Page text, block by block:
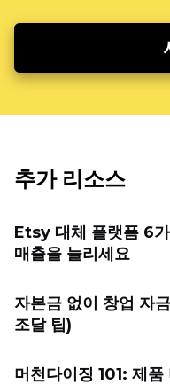
추가 리소스
Etsy 대체 플랫폼 6
매출을 늘리세요
자본금 없이 창업 자
조달 팁)
머천다이징 101: 제